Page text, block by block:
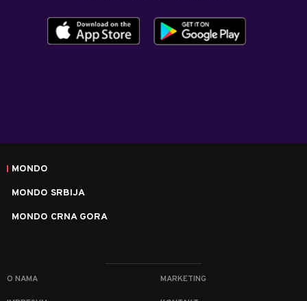
MONDO
MONDO SRBIJA
MONDO CRNA GORA
O NAMA MARKETING